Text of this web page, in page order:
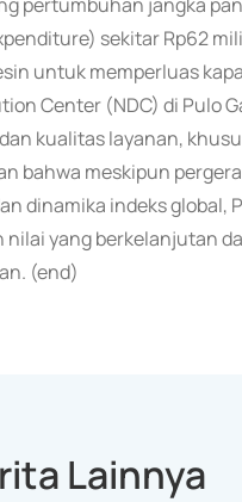
sekitar Rp62
untuk memperluas
Center (NDC) di Pulo
kualitas layanan,
bahwa meskipun
dinamika indeks
nilai yang berkelanjutan
(end)
Lainnya